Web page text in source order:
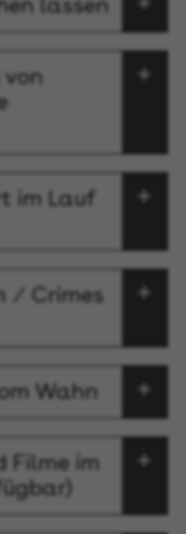
im Lauf
⁄ Crimes
Wahn
Filme im